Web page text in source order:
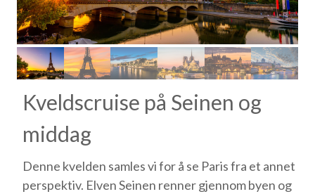
Kveldscruise på Seinen og
middag
Denne kvelden samles vi for å se Paris fra et annet
perspektiv. Elven Seinen renner gjennom byen og